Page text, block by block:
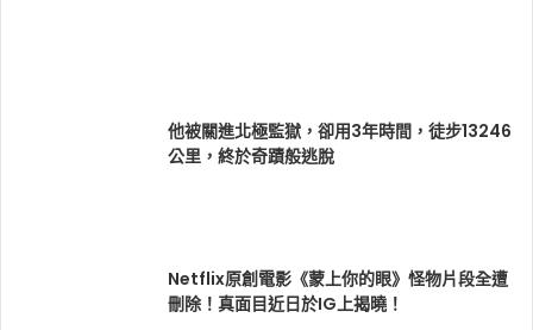
他被關進北極監獄，卻用3年時間，徒步13246
公里，終於奇蹟般逃脫
Netflix原創電影《蒙上你的眼》怪物片段全遭
刪除！真面目近日於IG上揭曉！